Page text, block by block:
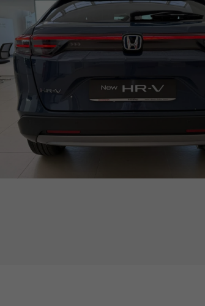
Valuta Il Tuo Usato
Mondo Honda
Lavora Con Noi
Contattaci